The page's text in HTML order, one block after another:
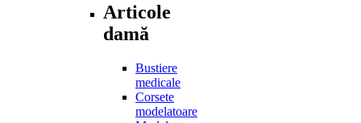
Articole
damă
Bustiere
medicale
Corsete
modelatoare